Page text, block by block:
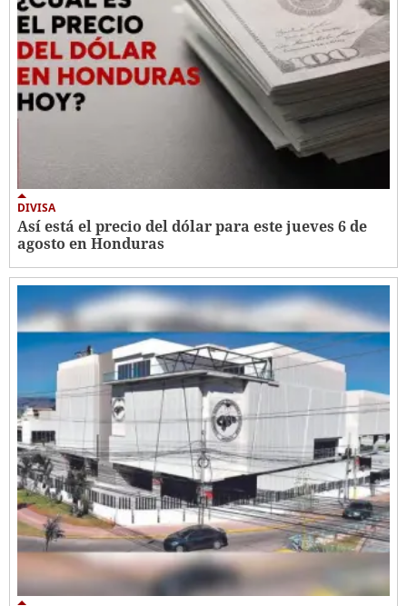
DIVISA
Así está el precio del dólar para este jueves 6 de
agosto en Honduras